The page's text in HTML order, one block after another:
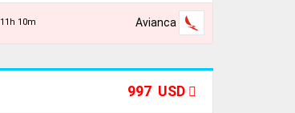
11h 10m Avianca
997 USD